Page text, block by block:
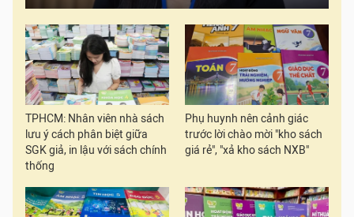
TPHCM: Nhân viên nhà sách
lưu ý cách phân biệt giữa
SGK giả, in lậu với sách chính
thống
Phụ huynh nên cảnh giác
trước lời chào mời "kho sách
giá rẻ", "xả kho sách NXB"